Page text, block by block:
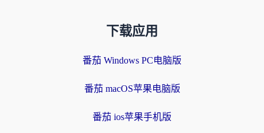
下载应用
番茄 Windows PC电脑版
番茄 macOS苹果电脑版
番茄 ios苹果手机版